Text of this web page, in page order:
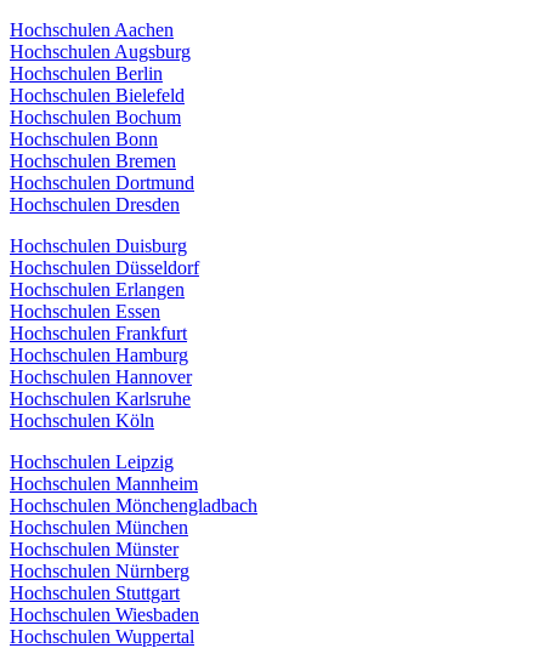
Hochschulen Aachen
Hochschulen Augsburg
Hochschulen Berlin
Hochschulen Bielefeld
Hochschulen Bochum
Hochschulen Bonn
Hochschulen Bremen
Hochschulen Dortmund
Hochschulen Dresden
Hochschulen Duisburg
Hochschulen Düsseldorf
Hochschulen Erlangen
Hochschulen Essen
Hochschulen Frankfurt
Hochschulen Hamburg
Hochschulen Hannover
Hochschulen Karlsruhe
Hochschulen Köln
Hochschulen Leipzig
Hochschulen Mannheim
Hochschulen Mönchengladbach
Hochschulen München
Hochschulen Münster
Hochschulen Nürnberg
Hochschulen Stuttgart
Hochschulen Wiesbaden
Hochschulen Wuppertal